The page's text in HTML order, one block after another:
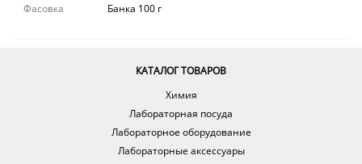
Фасовка
Банка 100 г
КАТАЛОГ ТОВАРОВ
Химия
Лабораторная посуда
Лабораторное оборудование
Лабораторные аксессуары